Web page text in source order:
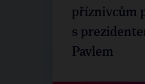
příznivcům
s
Pavlem